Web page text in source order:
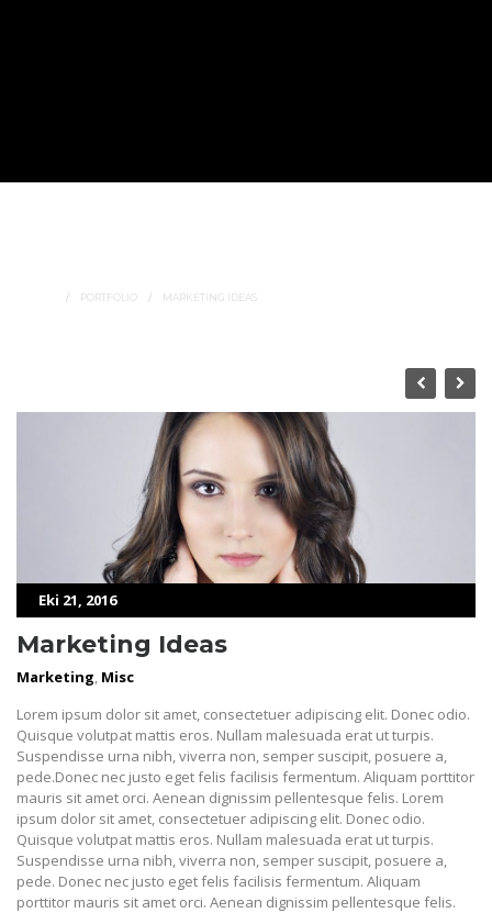
PORTFOLIO MARKETING IDEAS
Eki 21, 2016
Marketing Ideas
Marketing, Misc
Lorem ipsum dolor sit amet, consectetuer adipiscing elit. Donec odio.
Quisque volutpat mattis eros. Nullam malesuada erat ut turpis.
Suspendisse urna nibh, viverra non, semper suscipit, posuere a,
pede.Donec nec justo eget felis facilisis fermentum. Aliquam porttitor
mauris sit amet orci. Aenean dignissim pellentesque felis. Lorem
ipsum dolor sit amet, consectetuer adipiscing elit. Donec odio.
Quisque volutpat mattis eros. Nullam malesuada erat ut turpis.
Suspendisse urna nibh, viverra non, semper suscipit, posuere a,
pede. Donec nec justo eget felis facilisis fermentum. Aliquam
porttitor mauris sit amet orci. Aenean dignissim pellentesque felis.